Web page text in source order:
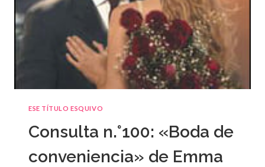
ESE TÍTULO ESQUIVO
Consulta n.°100: «Boda de
conveniencia» de Emma